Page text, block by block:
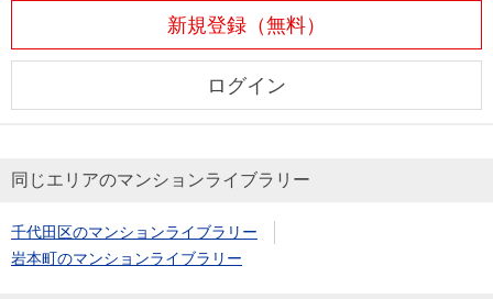
新規登録（無料）
ログイン
同じエリアのマンションライブラリー
千代田区のマンションライブラリー
岩本町のマンションライブラリー